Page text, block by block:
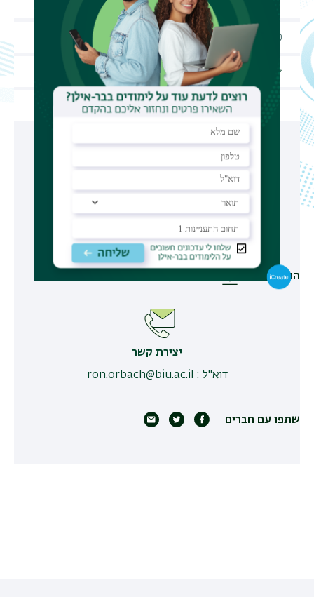
Auditorium
מחיר האירוע ללא עלות
סוג האירוע אירוע פיזי
קהל יעד פתוח לקהל הרחב
during altered states of consciousness
impacts cognitive, physiological and clinical
outcomes
הורידו ליומן
יצירת קשר
דוא"ל :
ron.orbach@biu.ac.il
שתפו עם חברים